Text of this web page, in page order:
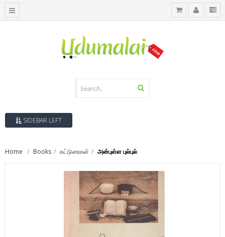
SIDEBAR LEFT
Home Books கட்டுரைகள் அன்புள்ள புல்புல்